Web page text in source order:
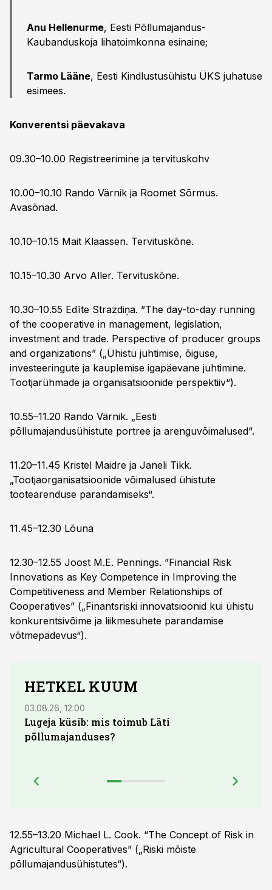
Anu Hellenurme, Eesti Põllumajandus-
Kaubanduskoja lihatoimkonna esinaine;
Tarmo Lääne, Eesti Kindlustusühistu ÜKS juhatuse
esimees.
Konverentsi päevakava
09.30–10.00 Registreerimine ja tervituskohv
10.00–10.10 Rando Värnik ja Roomet Sõrmus.
Avasõnad.
10.10–10.15 Mait Klaassen. Tervituskõne.
10.15–10.30 Arvo Aller. Tervituskõne.
10.30–10.55 Edīte Strazdiņa. ”The day-to-day running
of the cooperative in management, legislation,
investment and trade. Perspective of producer groups
and organizations” („Ühistu juhtimise, õiguse,
investeeringute ja kauplemise igapäevane juhtimine.
Tootjarühmade ja organisatsioonide perspektiiv“).
10.55–11.20 Rando Värnik. „Eesti
põllumajandusühistute portree ja arenguvõimalused“.
11.20–11.45 Kristel Maidre ja Janeli Tikk.
„Tootjaorganisatsioonide võimalused ühistute
tootearenduse parandamiseks“.
11.45–12.30 Lõuna
12.30–12.55 Joost M.E. Pennings. ”Financial Risk
Innovations as Key Competence in Improving the
Competitiveness and Member Relationships of
Cooperatives” („Finantsriski innovatsioonid kui ühistu
konkurentsivõime ja liikmesuhete parandamise
võtmepädevus“).
HETKEL KUUM
03.08.26, 12:00
Lugeja küsib: mis toimub Läti
põllumajanduses?
12.55–13.20 Michael L. Cook. “The Concept of Risk in
Agricultural Cooperatives” („Riski mõiste
põllumajandusühistutes“).